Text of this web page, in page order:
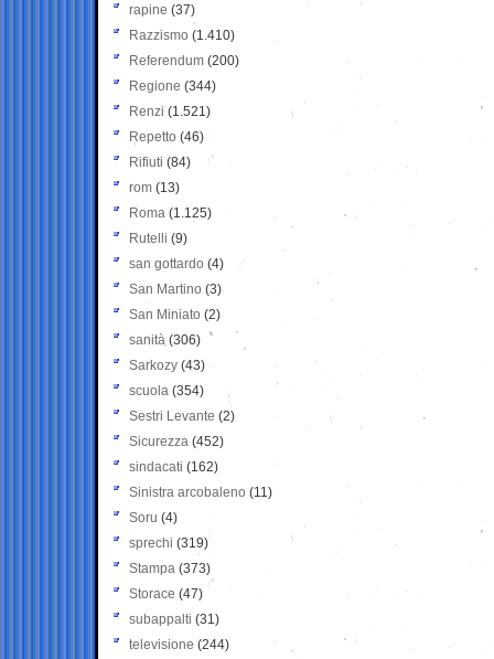
rapine (37)
Razzismo (1.410)
Referendum (200)
Regione (344)
Renzi (1.521)
Repetto (46)
Rifiuti (84)
rom (13)
Roma (1.125)
Rutelli (9)
san gottardo (4)
San Martino (3)
San Miniato (2)
sanità (306)
Sarkozy (43)
scuola (354)
Sestri Levante (2)
Sicurezza (452)
sindacati (162)
Sinistra arcobaleno (11)
Soru (4)
sprechi (319)
Stampa (373)
Storace (47)
subappalti (31)
televisione(244)